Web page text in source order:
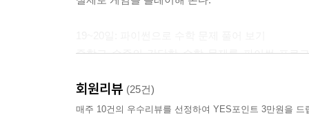
중학교 수준의 간단한 수학 문제를 파이썬 프로
회원리뷰 (25건)
매주 10건의 우수리뷰를 선정하여 YES포인트 3만원을 드